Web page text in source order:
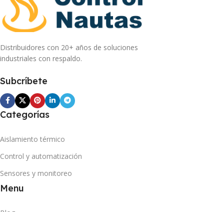
Distribuidores con 20+ años de soluciones
industriales con respaldo.
Subcríbete
Categorías
Aislamiento térmico
Control y automatización
Sensores y monitoreo
Menu